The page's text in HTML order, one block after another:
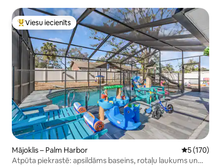
Populārs viesu iecienīts mājoklis
Viesu iecienīts
Mājoklis – Palm Harbor Vidējais
5 (170)
Atpūta piekrastē: apsildāms baseins, rotaļu laukums un